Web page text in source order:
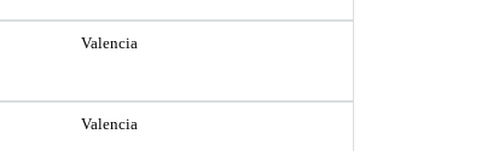
Valencia
Valencia